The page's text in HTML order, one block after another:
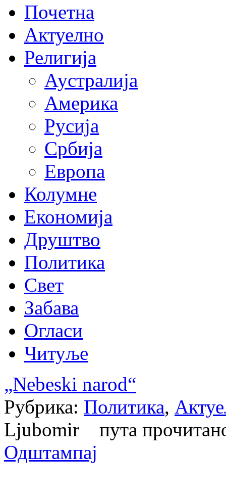
Почетна
Актуелно
Религија
Аустралија
Америка
Русија
Србија
Европа
Колумне
Економија
Друштво
Политика
Свет
Забава
Огласи
Читуље
„Nebeski narod“
Рубрика: Политика,
Ljubomir пута
Одштампај